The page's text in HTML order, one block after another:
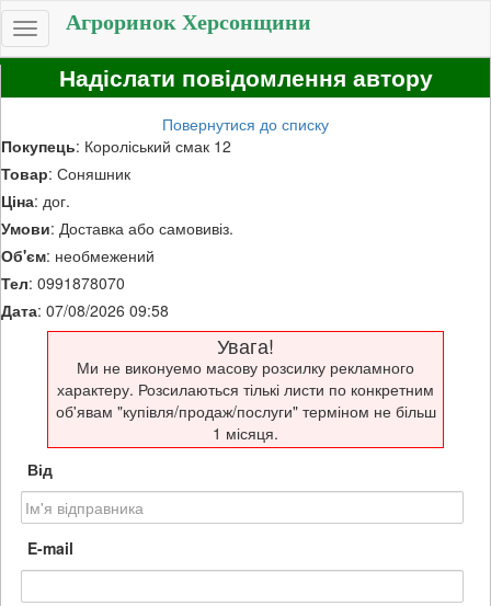
Toggle
navigation
Агроринок Херсонщини
Надіслати повідомлення автору
Повернутися до списку
Покупець: Короліський смак 12
Товар: Соняшник
Ціна: дог.
Умови: Доставка або самовивіз.
Об'єм: необмежений
Тел: 0991878070
Дата: 07/08/2026 09:58
Увага!
Ми не виконуемо масову розсилку рекламного
характеру. Розсилаються тількі листи по конкретним
об'явам "купівля/продаж/послуги" терміном не більш
1 місяця.
Від
E-mail